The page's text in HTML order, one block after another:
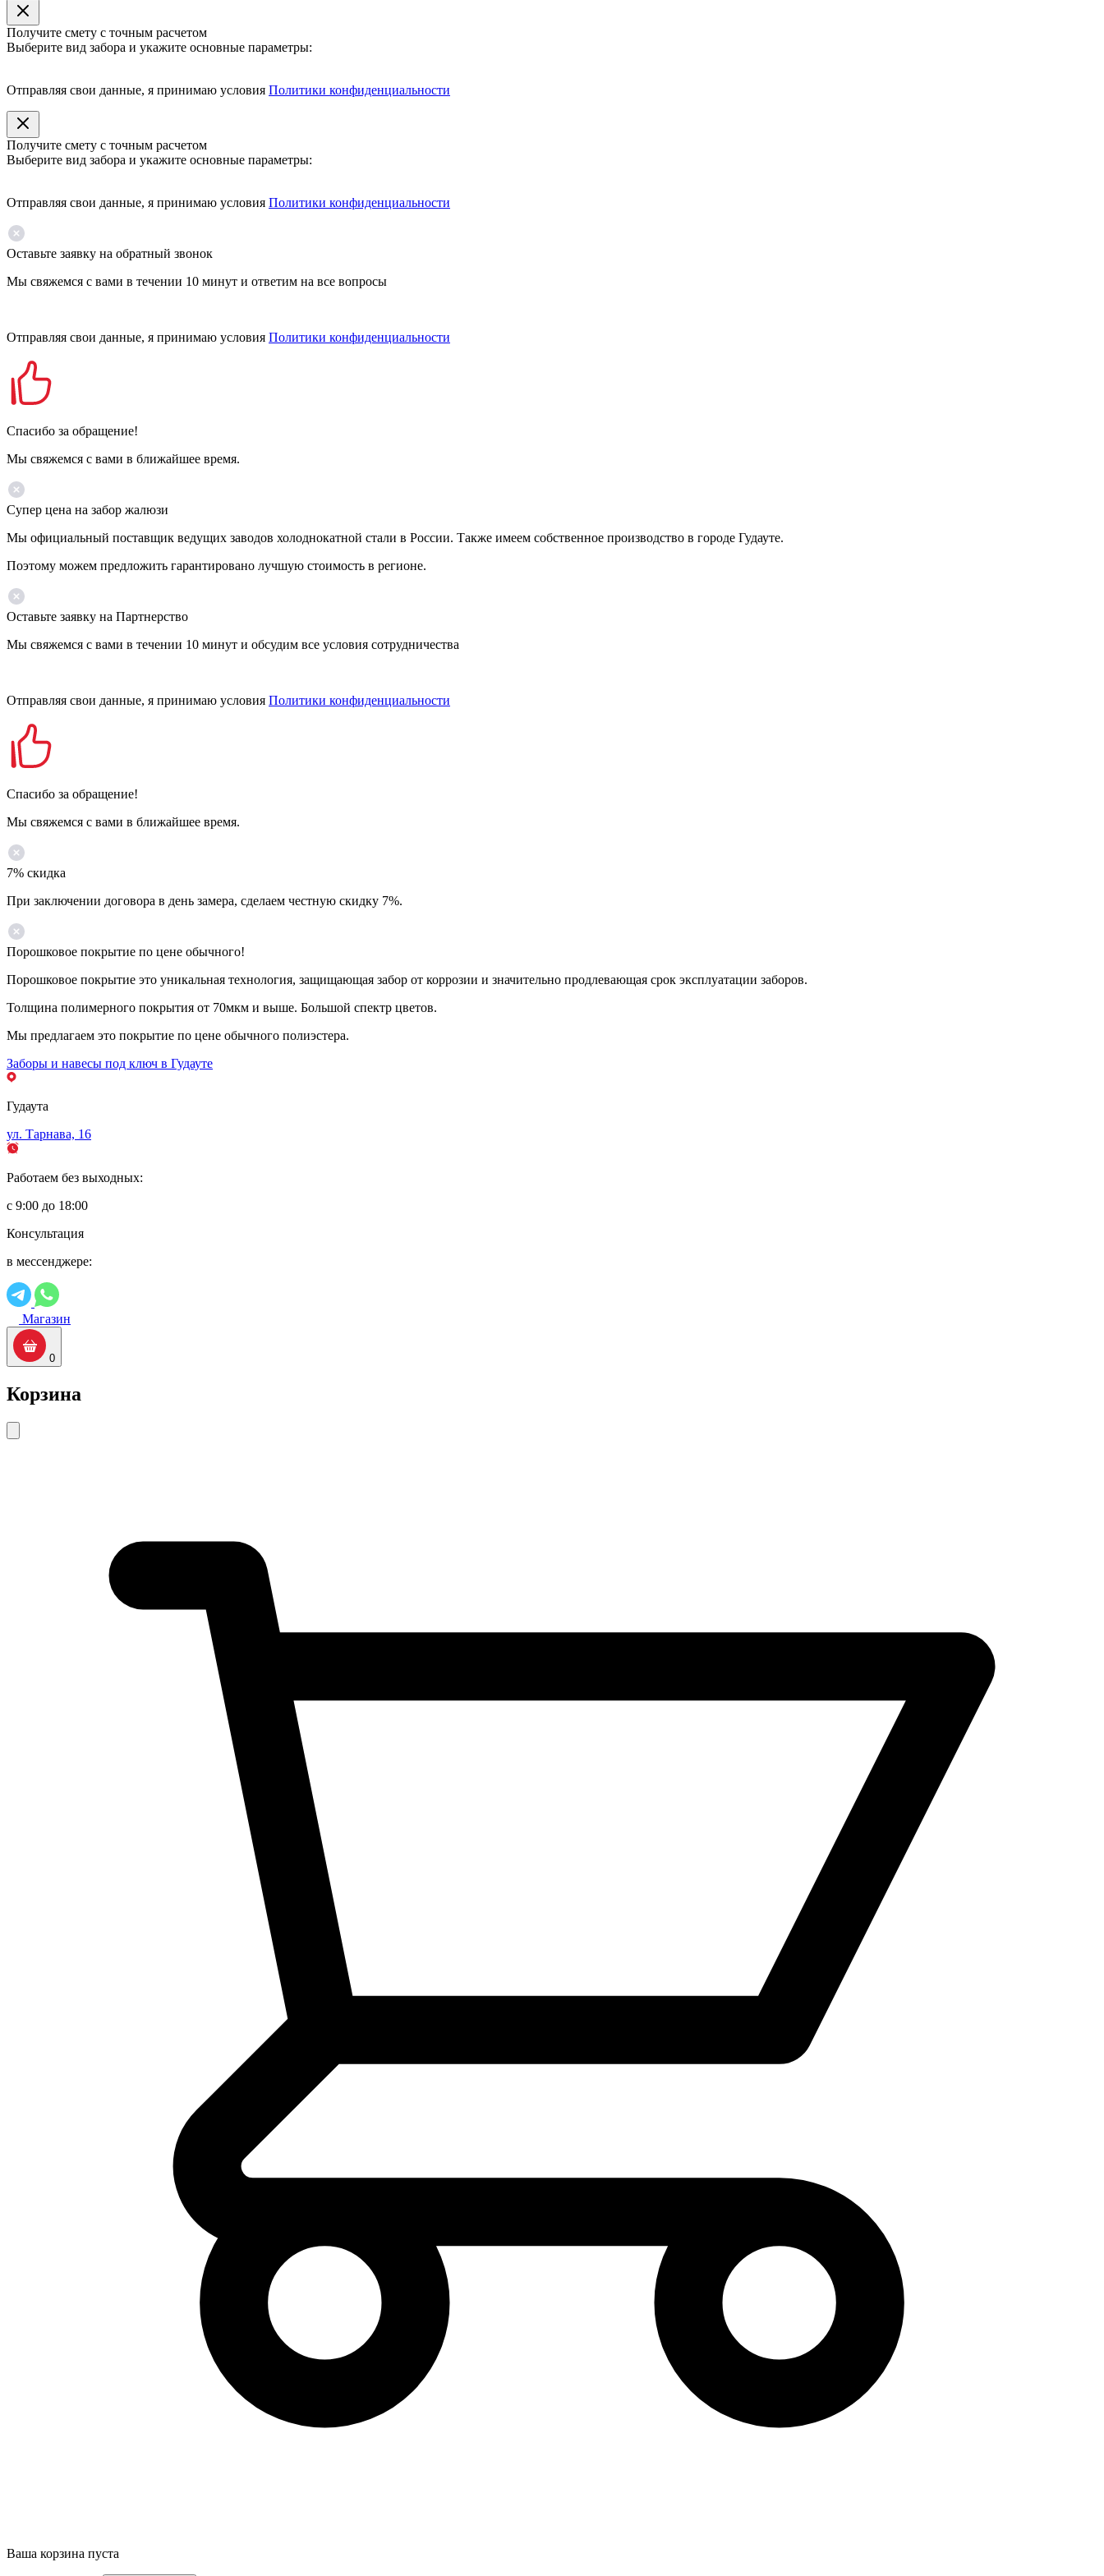
Получите смету с точным расчетом
Выберите вид забора и укажите основные параметры:
Отправляя свои данные, я принимаю условия Политики конфиденциальности
Получите смету с точным расчетом
Выберите вид забора и укажите основные параметры:
Отправляя свои данные, я принимаю условия Политики конфиденциальности
Оставьте заявку на обратный звонок
Мы свяжемся с вами в течении 10 минут и ответим на все вопросы
Отправляя свои данные, я принимаю условия Политики конфиденциальности
Спасибо за обращение!
Мы свяжемся с вами в ближайшее время.
Супер цена на забор жалюзи
Мы официальный поставщик ведущих заводов холоднокатной стали в России. Также имеем собственное производство в городе Гудауте.
Поэтому можем предложить гарантировано лучшую стоимость в регионе.
Оставьте заявку на Партнерство
Мы свяжемся с вами в течении 10 минут и обсудим все условия сотрудничества
Отправляя свои данные, я принимаю условия Политики конфиденциальности
Спасибо за обращение!
Мы свяжемся с вами в ближайшее время.
7% скидка
При заключении договора в день замера, сделаем честную скидку 7%.
Порошковое покрытие по цене обычного!
Порошковое покрытие это уникальная технология, защищающая забор от коррозии и значительно продлевающая срок эксплуатации заборов.
Толщина полимерного покрытия от 70мкм и выше. Большой спектр цветов.
Мы предлагаем это покрытие по цене обычного полиэстера.
Заборы и навесы под ключ в Гудауте
Гудаута
ул. Тарнава, 16
Работаем без выходных:
с 9:00 до 18:00
Консультация
в мессенджере:
Магазин
0
Корзина
Ваша корзина пуста